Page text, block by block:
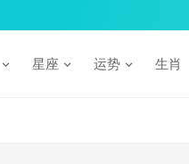
星座 运势 生肖